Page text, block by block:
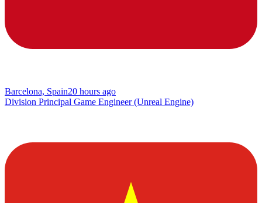
Barcelona, Spain20 hours ago
Division Principal Game Engineer (Unreal Engine)